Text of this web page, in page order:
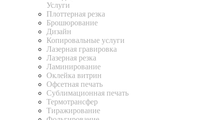
Услуги
Плоттерная резка
Брошюрование
Дизайн
Копировальные услуги
Лазерная гравировка
Лазерная резка
Ламинирование
Оклейка витрин
Офсетная печать
Сублимационная печать
Термотрансфер
Тиражирование